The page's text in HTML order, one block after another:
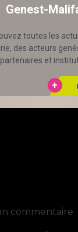
Genest-
toutes les
des acteurs
partenaires et
commentaire